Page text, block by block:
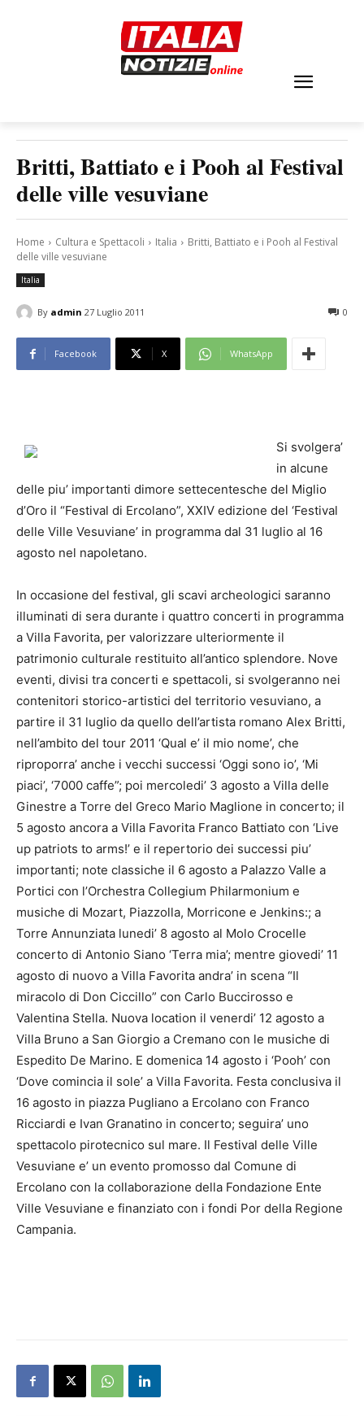
Britti, Battiato e i Pooh al Festival
delle ville vesuviane
Home Cultura e Spettacoli Italia
Britti, Battiato e i Pooh al Festival
delle ville vesuviane
Italia
By admin 27 Luglio 2011 0
Facebook X WhatsApp
Si svolgera’
in alcune
delle piu’ importanti dimore settecentesche del Miglio
d’Oro il “Festival di Ercolano”, XXIV edizione del ‘Festival
delle Ville Vesuviane’ in programma dal 31 luglio al 16
agosto nel napoletano.
In occasione del festival, gli scavi archeologici saranno
illuminati di sera durante i quattro concerti in programma
a Villa Favorita, per valorizzare ulteriormente il
patrimonio culturale restituito all’antico splendore. Nove
eventi, divisi tra concerti e spettacoli, si svolgeranno nei
contenitori storico-artistici del territorio vesuviano, a
partire il 31 luglio da quello dell’artista romano Alex Britti,
nell’ambito del tour 2011 ‘Qual e’ il mio nome’, che
riproporra’ anche i vecchi successi ‘Oggi sono io’, ‘Mi
piaci’, ‘7000 caffe”; poi mercoledi’ 3 agosto a Villa delle
Ginestre a Torre del Greco Mario Maglione in concerto; il
5 agosto ancora a Villa Favorita Franco Battiato con ‘Live
up patriots to arms!’ e il repertorio dei successi piu’
importanti; note classiche il 6 agosto a Palazzo Valle a
Portici con l’Orchestra Collegium Philarmonium e
musiche di Mozart, Piazzolla, Morricone e Jenkins:; a
Torre Annunziata lunedi’ 8 agosto al Molo Crocelle
concerto di Antonio Siano ‘Terra mia’; mentre giovedi’ 11
agosto di nuovo a Villa Favorita andra’ in scena “Il
miracolo di Don Ciccillo” con Carlo Buccirosso e
Valentina Stella. Nuova location il venerdi’ 12 agosto a
Villa Bruno a San Giorgio a Cremano con le musiche di
Espedito De Marino. E domenica 14 agosto i ‘Pooh’ con
‘Dove comincia il sole’ a Villa Favorita. Festa conclusiva il
16 agosto in piazza Pugliano a Ercolano con Franco
Ricciardi e Ivan Granatino in concerto; seguira’ uno
spettacolo pirotecnico sul mare. Il Festival delle Ville
Vesuviane e’ un evento promosso dal Comune di
Ercolano con la collaborazione della Fondazione Ente
Ville Vesuviane e finanziato con i fondi Por della Regione
Campania.